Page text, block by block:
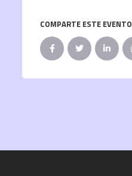
COMPARTE ESTE EVENTO